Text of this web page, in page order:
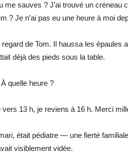
sauves ? J’ai trouvé un créneau
? Je n’ai pas eu une heure à moi
de Tom. Il haussa les épaules
déjà des pieds sous la table.
quelle heure ?
13 h, je reviens à 16 h. Merci
était pédiatre — une fierté
visiblement vidée.